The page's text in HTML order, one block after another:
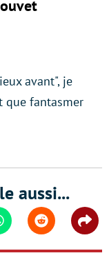
avant", je
que fantasmer
aussi...
Reddit